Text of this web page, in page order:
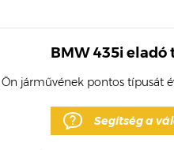
BMW 435i eladó
Ön járművének pontos típusát
Segítség a